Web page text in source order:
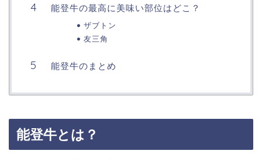
能登牛の最高に美味い部位はどこ？
ザブトン
友三角
能登牛のまとめ
能登牛とは？